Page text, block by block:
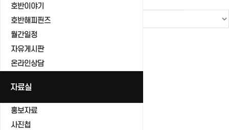
호반이야기
호반해피핀즈
월간일정
자유게시판
온라인상담
자료실
홍보자료
사진첩
Total 0건 1 페이지
번호
제목
글쓴이
조회
날짜